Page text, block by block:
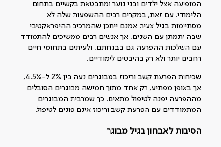
המופיעה אצל ילדים ובני נוער ומתבטאת בקשיים בתחום
הלימודי. עם זאת, במקרים רבים ההשפעות שלה לא
מסתיימות בגיל צעיר. אמנם ייתכן שהמרכיב ההיפראקטיבי
שבה יתמתן עם השנים, אך אנשים רבים ממשיכים להתמודד
עם השלכות ההפרעה גם בבגרותם, ולעיתים בתחומי חיים
רחבים יותר ולא רק בהיבטים לימודיים.
שכיחות הפרעת קשב וריכוז במבוגרים נעה בין 2% ל-4.5%,
אך באופן מפתיע, רק אחד מתוך חמישה מבוגרים הסובלים
מההפרעה יפנה לטיפול מתאים. כך שמרבית המבוגרים
המתמודדים עם הפרעת קשב וריכוז אינם פונים לטיפול.
הסיבות לאבחון בגיל מבוגר